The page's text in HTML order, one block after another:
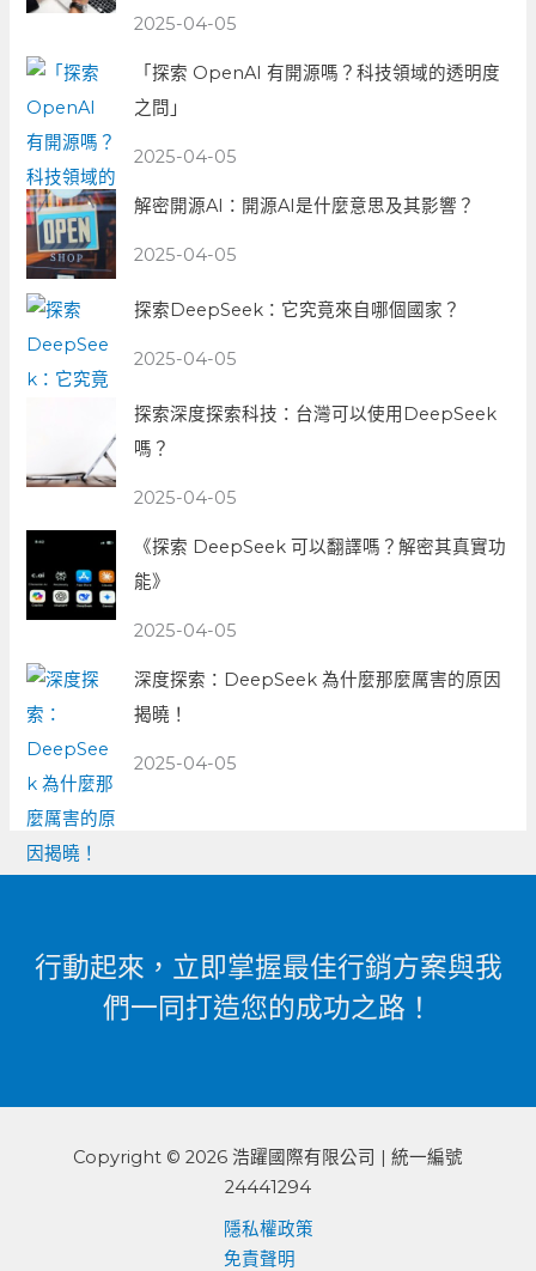
2025-04-05
「探索 OpenAI 有開源嗎？科技領域的透明度
之問」
2025-04-05
解密開源AI：開源AI是什麼意思及其影響？
2025-04-05
探索DeepSeek：它究竟來自哪個國家？
2025-04-05
探索深度探索科技：台灣可以使用DeepSeek
嗎？
2025-04-05
《探索 DeepSeek 可以翻譯嗎？解密其真實功
能》
2025-04-05
深度探索：DeepSeek 為什麼那麼厲害的原因
揭曉！
2025-04-05
行動起來，立即掌握最佳行銷方案與我
們一同打造您的成功之路！
Copyright © 2026 浩躍國際有限公司 | 統一編號
24441294
隱私權政策
免責聲明